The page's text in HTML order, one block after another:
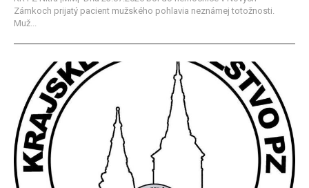
Zámkoch prijatý pacient mužského pohlavia neznámej totožnosti.
Muž...